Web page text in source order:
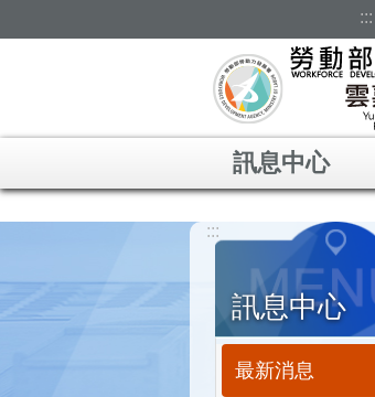
:::
訊息中心
:::
訊息中心
最新消息